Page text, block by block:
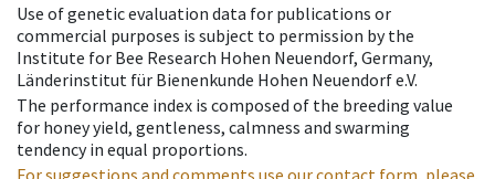
Use of genetic evaluation data for publications or
commercial purposes is subject to permission by the
Institute for Bee Research Hohen Neuendorf, Germany,
Länderinstitut für Bienenkunde Hohen Neuendorf e.V.
The performance index is composed of the breeding value
for honey yield, gentleness, calmness and swarming
tendency in equal proportions.
For suggestions and comments use our contact form, please.